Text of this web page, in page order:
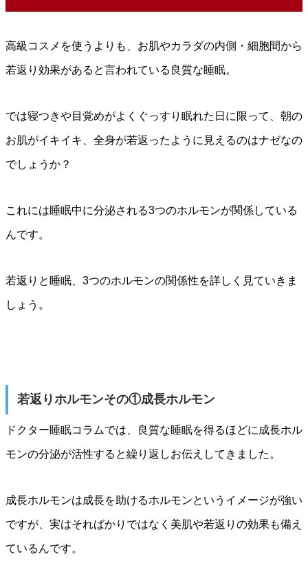
高級コスメを使うよりも、お肌やカラダの内側・細胞間から
若返り効果があると言われている良質な睡眠。
では寝つきや目覚めがよくぐっすり眠れた日に限って、朝の
お肌がイキイキ、全身が若返ったように見えるのはナゼなの
でしょうか？
これには睡眠中に分泌される3つのホルモンが関係している
んです。
若返りと睡眠、3つのホルモンの関係性を詳しく見ていきま
しょう。
若返りホルモンその①成長ホルモン
ドクター睡眠コラムでは、良質な睡眠を得るほどに成長ホル
モンの分泌が活性すると繰り返しお伝えしてきました。
成長ホルモンは成長を助けるホルモンというイメージが強い
ですが、実はそればかりではなく美肌や若返りの効果も備え
ているんです。